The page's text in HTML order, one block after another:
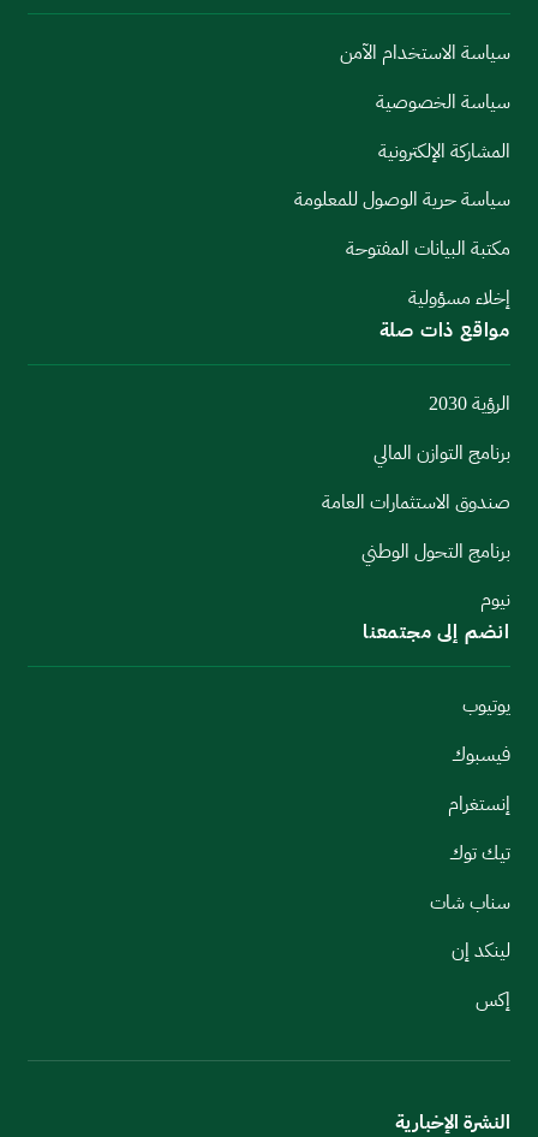
سياسة الاستخدام الآمن
سياسة الخصوصية
المشاركة الإلكترونية
سياسة حرية الوصول للمعلومة
مكتبة البيانات المفتوحة
إخلاء مسؤولية
مواقع ذات صلة
الرؤية 2030
برنامج التوازن المالي
صندوق الاستثمارات العامة
برنامج التحول الوطني
نيوم
انضم إلى مجتمعنا
يوتيوب
فيسبوك
إنستغرام
تيك توك
سناب شات
لينكد إن
إكس
النشرة الإخبارية